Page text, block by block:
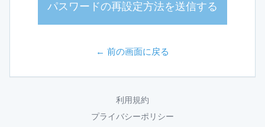
パスワードの再設定方法を送信する
← 前の画面に戻る
利用規約
プライバシーポリシー